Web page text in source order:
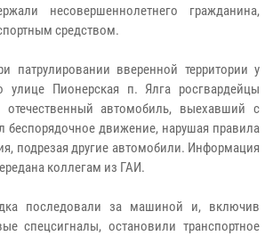
несовершеннолетнего гражданина,
средством.
патрулировании вверенной территории у
улице Пионерская п. Ялга росгвардейцы
автомобиль, выехавший с
беспорядочное движение, нарушая правила
подрезая другие автомобили. Информация
коллегам из ГАИ.
последовали за машиной и, включив
спецсигналы, остановили транспортное